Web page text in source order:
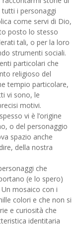
i personaggi
come servi di Dio,
posto lo stesso
tali, o per la loro
strumenti sociali.
particolari che
religioso del
tempio particolare,
vi sono, le
motivi.
vi è l’origine
o del personaggio
spazio anche
della nostra
che
(e lo spero)
mosaico con i
colori e che non si
e curiosità che
identitaria